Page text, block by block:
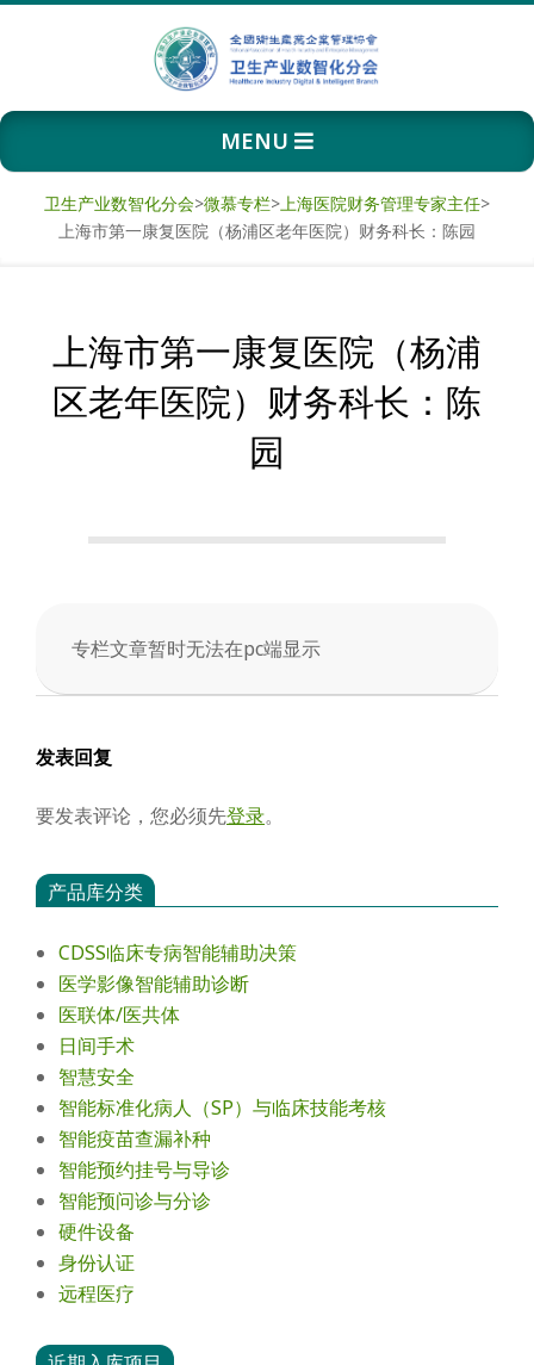
卫
生
产
数
智
Primary
Navigation
MENU
卫生产业数智化分会>微慕专栏>上海医院财务管理专家主任>
上海市第一康复医院（杨浦区老年医院）财务科长：陈园
上海市第一康复医院（杨浦
区老年医院）财务科长：陈
园
专栏文章暂时无法在pc端显示
2025-
02
发表回复
要发表评论，您必须先登录。
产品库分类
CDSS临床专病智能辅助决策
医学影像智能辅助诊断
医联体/医共体
日间手术
智慧安全
智能标准化病人（SP）与临床技能考核
智能疫苗查漏补种
智能预约挂号与导诊
智能预问诊与分诊
硬件设备
身份认证
远程医疗